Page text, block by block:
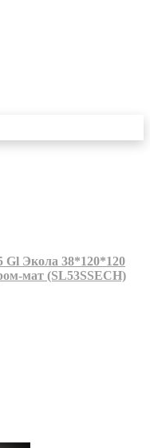
Gl Экола 38*120*120
мат (SL53SSECH)